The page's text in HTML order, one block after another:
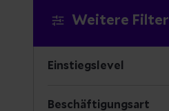
Weitere Filter
Einstiegslevel
Beschäftigungsart